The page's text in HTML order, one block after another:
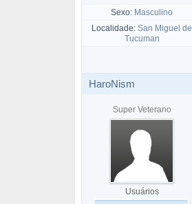
Sexo: Masculino
Localidade: San Miguel de
Tucuman
HaroNism
Super Veterano
Usuários